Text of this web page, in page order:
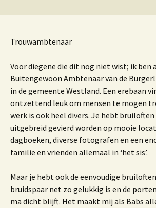
Trouwambtenaar
Voor diegene die dit nog niet wist; ik ben
Buitengewoon Ambtenaar van de
in de gemeente Westland. Een erebaan
ontzettend leuk om mensen te mogen
werk is ook heel divers. Je hebt
uitgebreid gevierd worden op mooie
dagboeken, diverse fotografen en een
familie en vrienden allemaal in ‘het sis’.
Maar je hebt ook de eenvoudige
bruidspaar net zo gelukkig is en de
ma dicht blijft. Het maakt mij als Babs